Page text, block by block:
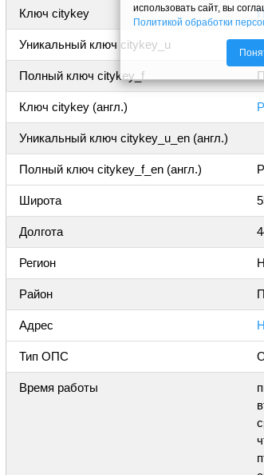
Ключ citykey
Уникальный ключ citykey_u
Полный ключ citykey_f
Ключ citykey (англ.)
Уникальный ключ citykey_u_en (англ.)
Полный ключ citykey_f_en (англ.)
Широта
Долгота
Регион
Район
Адрес
Тип ОПС
Время работы
использовать сайт, вы
Политикой обработки